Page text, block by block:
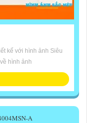
kế với hình ảnh Siêu
hình ảnh
A